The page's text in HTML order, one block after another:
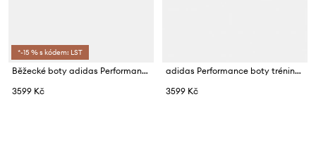
*-15 % s kódem: LST
Běžecké boty adidas Performance Adizero Evo SL
3599 Kč
adidas Performance boty tréninkové pánské Adizero
3599 Kč